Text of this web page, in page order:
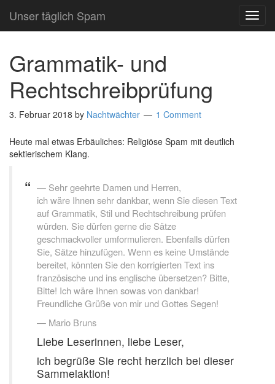
Unser täglich Spam
Grammatik- und
Rechtschreibprüfung
3. Februar 2018 by Nachtwächter 1 Comment
Heute mal etwas Erbäuliches: Religiöse Spam mit deutlich
sektierischem Klang.
Sehr geehrte Damen und Herren,
ich wäre Ihnen sehr dankbar, wenn Sie diesen Text
auf Grammatik, Stil und Rechtschreibung prüfen
würden. Sie dürfen gerne die Sätze
geschmackvoller umformulieren. Ebenfalls dürfen
Sie, Sätze hinzufügen. Wenn es keine Umstände
bereitet, könnten Sie den korrigierten Text ins
französische und ins englische übersetzen? Bitte,
Bitte! Ich wäre Ihnen sowas von dankbar!
Freundliche Grüße von mir und Gottes Segen!
Mario Bruns
Liebe Leserinnen, liebe Leser,
ich begrüße Sie recht herzlich bei dieser
Sammelaktion!